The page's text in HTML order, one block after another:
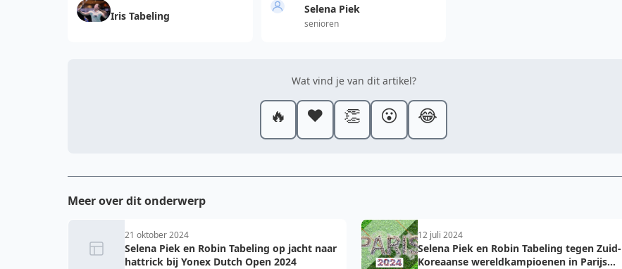
Iris Tabeling Selena Piek
senioren
Wat vind je van dit artikel?
🔥 ❤️ 👏 😮 😂
Meer over dit onderwerp
21 oktober 2024
Selena Piek en Robin Tabeling op jacht naar
hattrick bij Yonex Dutch Open 2024
12 juli 2024
Selena Piek en Robin Tabeling tegen Zuid-
Koreaanse wereldkampioenen in Parijs